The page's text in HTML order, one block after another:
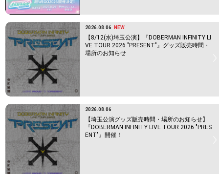
2026.08.06 NEW
【8/12(水)埼玉公演】『DOBERMAN INFINITY LI
VE TOUR 2026 "PRESENT"』グッズ販売時間・
場所のお知らせ
2026.08.06
【埼玉公演グッズ販売時間・場所のお知らせ】
『DOBERMAN INFINITY LIVE TOUR 2026 "PRES
ENT"』開催！